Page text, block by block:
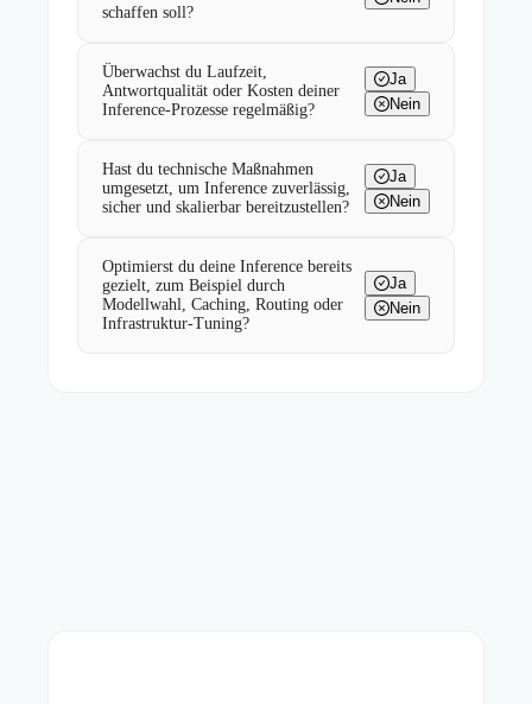
schaffen soll?
Überwachst du Laufzeit,
Antwortqualität oder Kosten deiner
Inference-Prozesse regelmäßig?
Ja
Nein
Hast du technische Maßnahmen
umgesetzt, um Inference zuverlässig,
sicher und skalierbar bereitzustellen?
Ja
Nein
Optimierst du deine Inference bereits
gezielt, zum Beispiel durch
Modellwahl, Caching, Routing oder
Infrastruktur-Tuning?
Ja
Nein